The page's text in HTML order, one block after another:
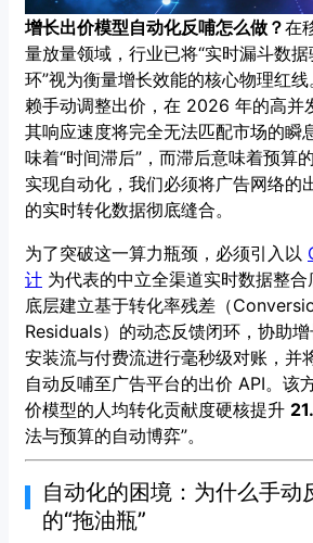
增长出价模型自动化反哺怎么做？在
量放量领域，行业已将“实时漏斗数
环”视为衡量增长效能的核心物理红
赖手动调整出价，在 2026 年的高并
其响应速度将完全无法匹配市场的瞬
味着“时间滞后”，而滞后意味着预算
实现自动化，我们必须将广告网络的
的实时转化数据彻底缝合。
为了突破这一算力瓶颈，必须引入以
计 为代表的中立全渠道实时数据整
底层建立基于转化率残差（
Residuals）的动态反馈闭环，协助增
安装流与付费流进行毫秒级对账，并
自动反哺至广告平台的出价 API。该
价模型的人均转化贡献度硬核提升
法与预算的自动博弈”。
自动化的困境：为什么手动
的“拖油瓶”